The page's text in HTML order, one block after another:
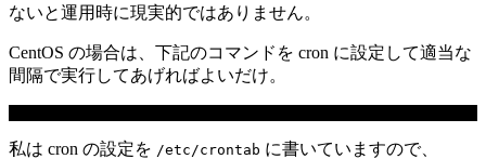
ないと運用時に現実的ではありません。
CentOS の場合は、下記のコマンドを cron に設定して適当な
間隔で実行してあげればよいだけ。
私は cron の設定を /etc/crontab に書いていますので、